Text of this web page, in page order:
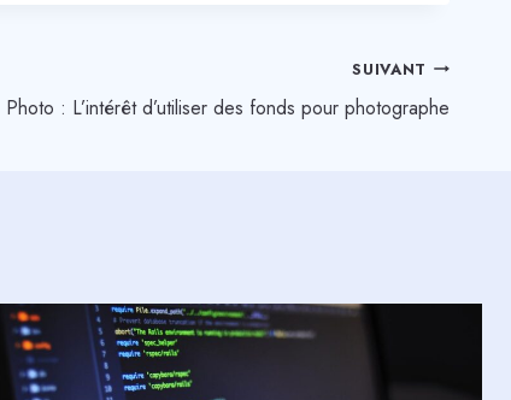
SUIVANT
Photo : L’intérêt d’utiliser des fonds pour photographe